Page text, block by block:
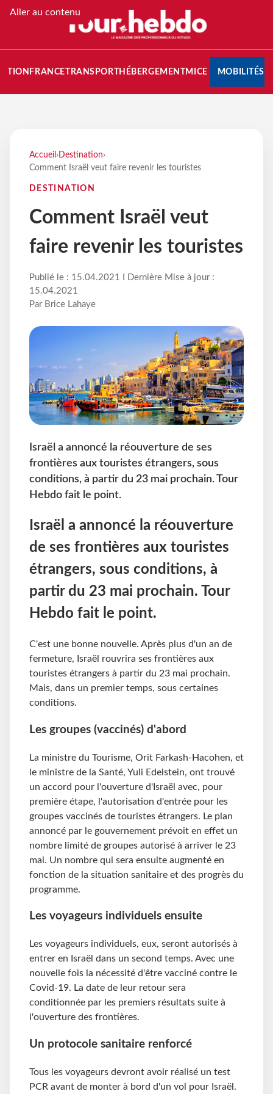
Aller au contenu
FRANCETRANSPORT HÉBERGEMENTMICE MOBILITÉS
Accueil › Destination›
Comment Israël veut faire revenir les touristes
DESTINATION
Comment Israël veut
faire revenir les touristes
Publié le : 15.04.2021 I Dernière Mise à jour :
15.04.2021
Par Brice Lahaye
Israël a annoncé la réouverture de ses
frontières aux touristes étrangers, sous
conditions, à partir du 23 mai prochain. Tour
Hebdo fait le point.
Israël a annoncé la réouverture
de ses frontières aux touristes
étrangers, sous conditions, à
partir du 23 mai prochain. Tour
Hebdo fait le point.
C'est une bonne nouvelle. Après plus d'un an de
fermeture, Israël rouvrira ses frontières aux
touristes étrangers à partir du 23 mai prochain.
Mais, dans un premier temps, sous certaines
conditions.
Les groupes (vaccinés) d'abord
La ministre du Tourisme, Orit Farkash-Hacohen, et
le ministre de la Santé, Yuli Edelstein, ont trouvé
un accord pour l'ouverture d'Israël avec, pour
première étape, l'autorisation d'entrée pour les
groupes vaccinés de touristes étrangers. Le plan
annoncé par le gouvernement prévoit en effet un
nombre limité de groupes autorisé à arriver le 23
mai. Un nombre qui sera ensuite augmenté en
fonction de la situation sanitaire et des progrès du
programme.
Les voyageurs individuels ensuite
Les voyageurs individuels, eux, seront autorisés à
entrer en Israël dans un second temps. Avec une
nouvelle fois la nécessité d'être vacciné contre le
Covid-19. La date de leur retour sera
conditionnée par les premiers résultats suite à
l'ouverture des frontières.
Un protocole sanitaire renforcé
Tous les voyageurs devront avoir réalisé un test
PCR avant de monter à bord d'un vol pour Israël.